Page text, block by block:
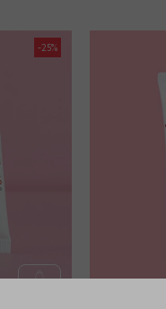
-25%